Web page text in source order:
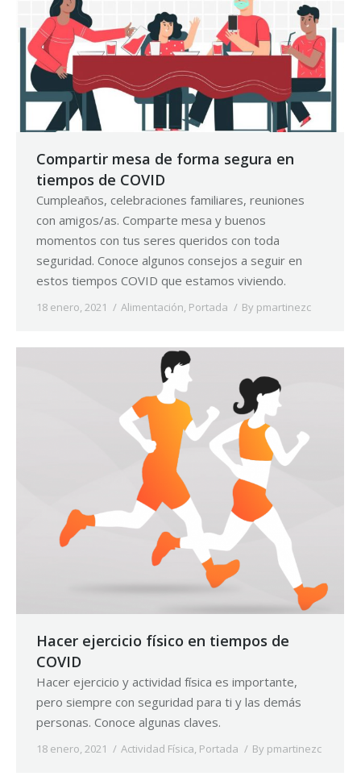
Compartir mesa de forma segura en
tiempos de COVID
Cumpleaños, celebraciones familiares, reuniones
con amigos/as. Comparte mesa y buenos
momentos con tus seres queridos con toda
seguridad. Conoce algunos consejos a seguir en
estos tiempos COVID que estamos viviendo.
18 enero, 2021 Alimentación, Portada By pmartinezc
Hacer ejercicio físico en tiempos de
COVID
Hacer ejercicio y actividad física es importante,
pero siempre con seguridad para ti y las demás
personas. Conoce algunas claves.
18 enero, 2021 Actividad Física, Portada By pmartinezc